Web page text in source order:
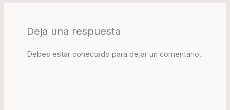
Deja una respuesta
Debes estar conectado para dejar un comentario.